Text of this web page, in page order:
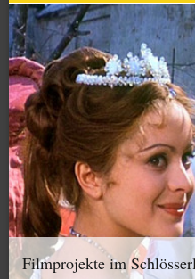
Filmprojekte im